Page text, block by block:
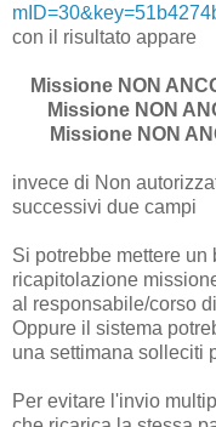
con il risultato appare
Missione NON
Missione NON
Missione NON
invece di Non
successivi due campi
Si potrebbe mettere
ricapitolazione
al responsabile/corso
Oppure il sistema
una settimana solleciti
Per evitare l'invio